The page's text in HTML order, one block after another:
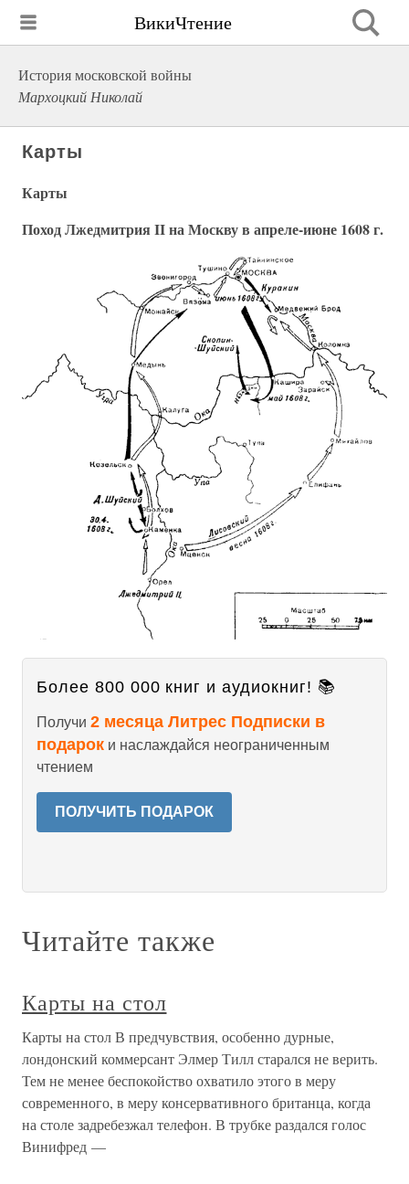
ВикиЧтение
История московской войны
Мархоцкий Николай
Карты
Карты
Поход Лжедмитрия II на Москву в апреле-июне 1608 г.
Более 800 000 книг и аудиокниг! 📚
Получи 2 месяца Литрес Подписки в
подарок и наслаждайся неограниченным
чтением
ПОЛУЧИТЬ ПОДАРОК
Читайте также
Карты на стол
Карты на стол В предчувствия, особенно дурные,
лондонский коммерсант Элмер Тилл старался не верить.
Тем не менее беспокойство охватило этого в меру
современного, в меру консервативного британца, когда
на столе задребезжал телефон. В трубке раздался голос
Винифред —